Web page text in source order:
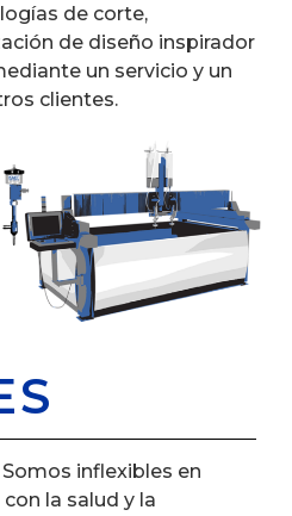
de corte,
de diseño inspirador
un servicio y un
clientes.
Somos inflexibles en
la salud y la